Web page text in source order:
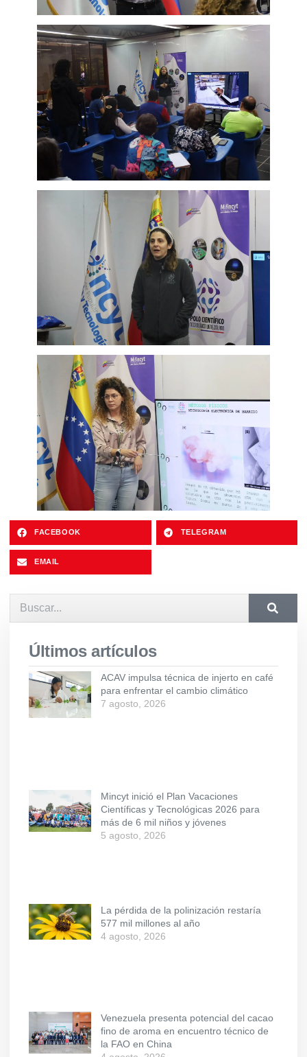
FACEBOOK TELEGRAM
EMAIL
Últimos artículos
ACAV impulsa técnica de injerto en café
para enfrentar el cambio climático
7 agosto, 2026
Mincyt inició el Plan Vacaciones
Científicas y Tecnológicas 2026 para
más de 6 mil niños y jóvenes
5 agosto, 2026
La pérdida de la polinización restaría
577 mil millones al año
4 agosto, 2026
Venezuela presenta potencial del cacao
fino de aroma en encuentro técnico de
la FAO en China